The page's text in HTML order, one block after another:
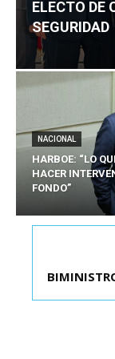
ELECTO DE
SEGURIDAD
NACIONAL
HARBOE: “LO
HACER
FONDO”
KAST SE